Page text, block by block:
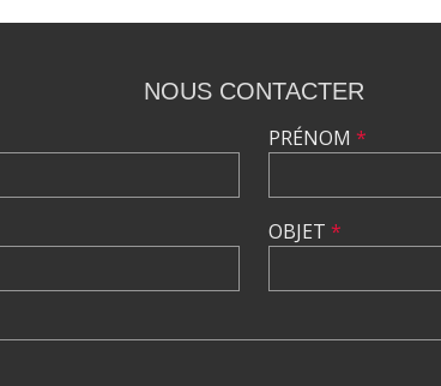
NOUS CONTACTER
PRÉNOM *
OBJET *